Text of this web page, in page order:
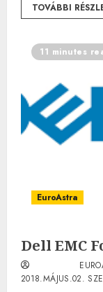
TOVÁBBI
11 minutes
EuroAstra
Dell EMC
2018.MÁJUS.02.